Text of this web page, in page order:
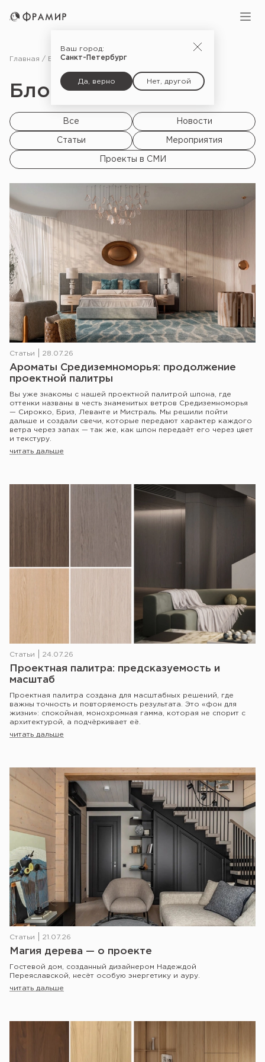
Ваш город:
Санкт-Петербург
Да, верно Нет, другой
Главная Блог
Блог |
Все Новости
Статьи Мероприятия
Проекты в СМИ
Статьи 28.07.26
Ароматы Средиземноморья: продолжение
проектной палитры
Вы уже знакомы с нашей проектной палитрой шпона, где
оттенки названы в честь знаменитых ветров Средиземноморья
— Сирокко, Бриз, Леванте и Мистраль. Мы решили пойти
дальше и создали свечи, которые передают характер каждого
ветра через запах — так же, как шпон передаёт его через цвет
и текстуру.
читать дальше
Статьи 24.07.26
Проектная палитра: предсказуемость и
масштаб
Проектная палитра создана для масштабных решений, где
важны точность и повторяемость результата. Это «фон для
жизни»: спокойная, монохромная гамма, которая не спорит с
архитектурой, а подчёркивает её.
читать дальше
Статьи 21.07.26
Магия дерева — о проекте
Гостевой дом, созданный дизайнером Надеждой
Переяславской, несёт особую энергетику и ауру.
читать дальше